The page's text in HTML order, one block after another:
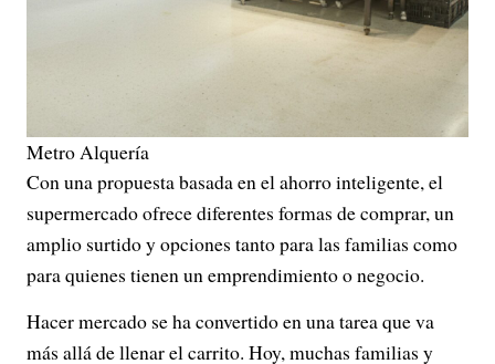
Metro Alquería
Con una propuesta basada en el ahorro inteligente, el
supermercado ofrece diferentes formas de comprar, un
amplio surtido y opciones tanto para las familias como
para quienes tienen un emprendimiento o negocio.
Hacer mercado se ha convertido en una tarea que va
más allá de llenar el carrito. Hoy, muchas familias y